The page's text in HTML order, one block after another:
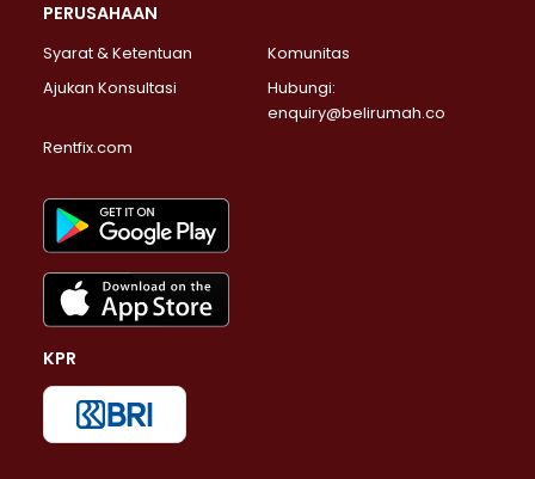
PERUSAHAAN
Syarat & Ketentuan
Komunitas
Ajukan Konsultasi
Hubungi:
enquiry@belirumah.co
Rentfix.com
KPR